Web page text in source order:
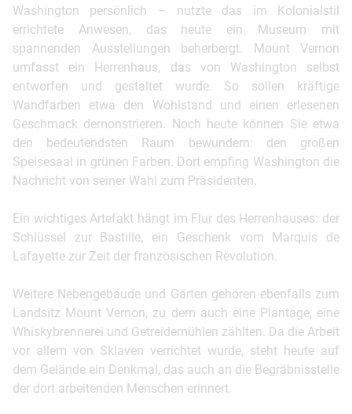
Washington persönlich – nutzte das im Kolonialstil
errichtete Anwesen, das heute ein Museum mit
spannenden Ausstellungen beherbergt. Mount Vernon
umfasst ein Herrenhaus, das von Washington selbst
entworfen und gestaltet wurde. So sollen kräftige
Wandfarben etwa den Wohlstand und einen erlesenen
Geschmack demonstrieren. Noch heute können Sie etwa
den bedeutendsten Raum bewundern: den großen
Speisesaal in grünen Farben. Dort empfing Washington die
Nachricht von seiner Wahl zum Präsidenten.
Ein wichtiges Artefakt hängt im Flur des Herrenhauses: der
Schlüssel zur Bastille, ein Geschenk vom Marquis de
Lafayette zur Zeit der französischen Revolution.
Weitere Nebengebäude und Gärten gehören ebenfalls zum
Landsitz Mount Vernon, zu dem auch eine Plantage, eine
Whiskybrennerei und Getreidemühlen zählten. Da die Arbeit
vor allem von Sklaven verrichtet wurde, steht heute auf
dem Gelände ein Denkmal, das auch an die Begräbnisstelle
der dort arbeitenden Menschen erinnert.